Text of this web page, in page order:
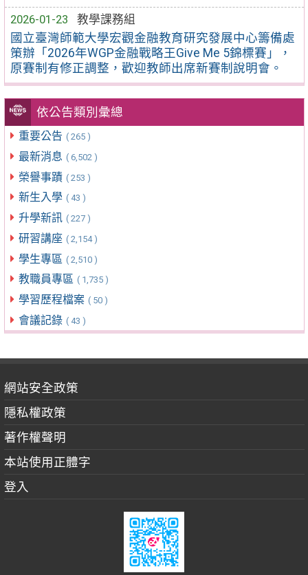
2026-01-23
教學課務組
國立臺灣師範大學宏觀金融教育研究發展中心籌備處
策辦「2026年WGP金融戰略王Give Me 5錦標賽」，
原賽制有修正調整，歡迎教師出席新賽制說明會。
依公告類別彙總
重要公告 ( 265 )
最新消息 ( 6,502 )
榮譽事蹟 ( 253 )
新生入學 ( 43 )
升學新訊 ( 227 )
研習講座 ( 2,154 )
學生專區 ( 2,510 )
教職員專區 ( 1,735 )
學習歷程檔案 ( 50 )
會議記錄 ( 43 )
網站安全政策
隱私權政策
著作權聲明
本站使用正體字
登入